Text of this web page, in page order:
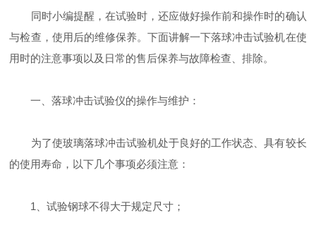
同时小编提醒，在试验时，还应做好操作前和操作时的确认
与检查，使用后的维修保养。下面讲解一下落球冲击试验机在使
用时的注意事项以及日常的售后保养与故障检查、排除。
一、落球冲击试验仪的操作与维护：
为了使玻璃落球冲击试验机处于良好的工作状态、具有较长
的使用寿命，以下几个事项必须注意：
1、试验钢球不得大于规定尺寸；